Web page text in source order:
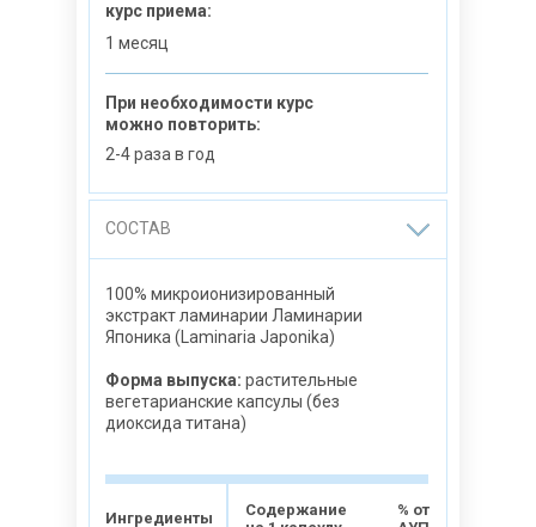
курс приема:
При необходимости курс
можно повторить:
1 месяц
2-4 раза в год
СОСТАВ
100% микроионизированный
экстракт ламинарии Ламинарии
Японика (Laminaria Japonika)
Форма выпуска: растительные
вегетарианские капсулы (без
диоксида титана)
% от
Содержание
Ингредиенты